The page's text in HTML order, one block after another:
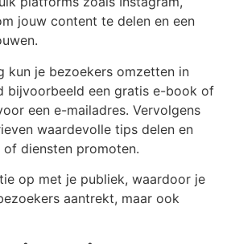
jouw content te delen en een
kun je bezoekers omzetten in
bijvoorbeeld een gratis e-book of
een e-mailadres. Vervolgens
waardevolle tips delen en
diensten promoten.
op met je publiek, waardoor je
aantrekt, maar ook